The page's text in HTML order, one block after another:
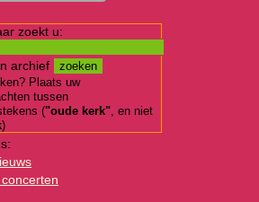
zoekt u:
archief
Plaats uw
tussen
("oude kerk", en niet
)